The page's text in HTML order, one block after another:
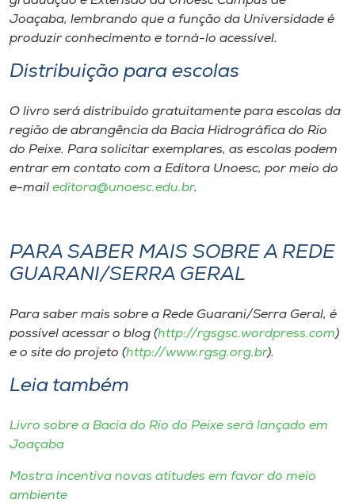
Joaçaba, lembrando que a função da Universidade é
produzir conhecimento e torná-lo acessível.
Distribuição para escolas
O livro será distribuído gratuitamente para escolas da
região de abrangência da Bacia Hidrográfica do Rio
do Peixe. Para solicitar exemplares, as escolas podem
entrar em contato com a Editora Unoesc, por meio do
e-mail editora@unoesc.edu.br.
PARA SABER MAIS SOBRE A REDE
GUARANI/SERRA GERAL
Para saber mais sobre a Rede Guarani/Serra Geral, é
possível acessar o blog (http://rgsgsc.wordpress.com)
e o site do projeto (http://www.rgsg.org.br).
Leia também
Livro sobre a Bacia do Rio do Peixe será lançado em
Joaçaba
Mostra incentiva novas atitudes em favor do meio
ambiente